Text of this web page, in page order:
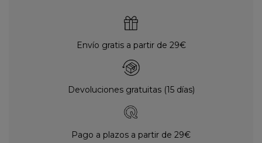
Envío gratis a partir de 29€
Devoluciones gratuitas (15 días)
Pago a plazos a partir de 29€